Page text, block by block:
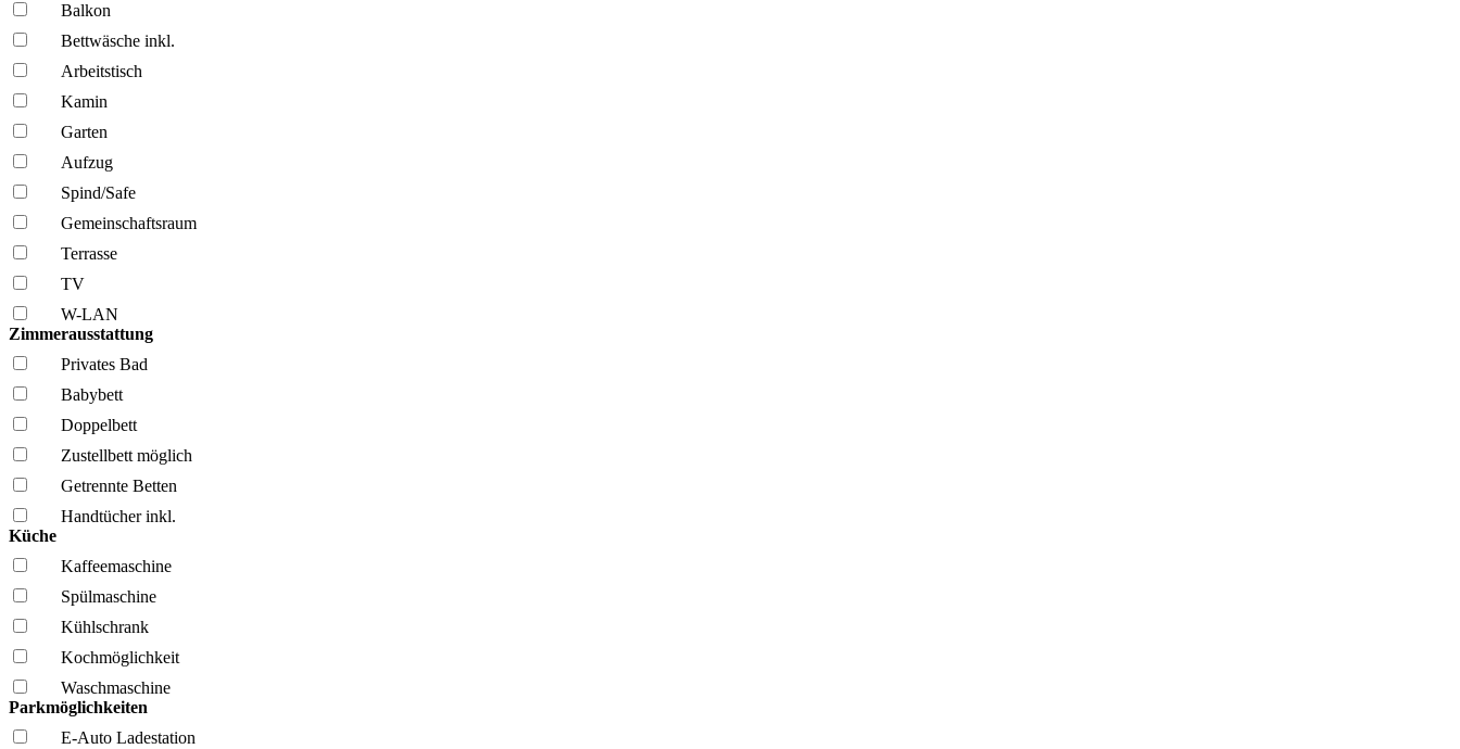
Balkon
Bettwäsche inkl.
Arbeitstisch
Kamin
Garten
Aufzug
Spind/Safe
Gemeinschafts­raum
Terrasse
TV
W-LAN
Zimmerausstattung
Privates Bad
Babybett
Doppelbett
Zustellbett möglich
Getrennte Betten
Handtücher inkl.
Küche
Kaffee­maschine
Spül­maschine
Kühl­schrank
Kochmöglich­keit
Wasch­maschine
Parkmöglichkeiten
E-Auto Ladestation